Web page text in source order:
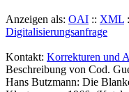
Anzeigen als: OAI :: XML
Digitalisierungsanfrage
Kontakt: Korrekturen und
Beschreibung von Cod.
Hans Butzmann: Die